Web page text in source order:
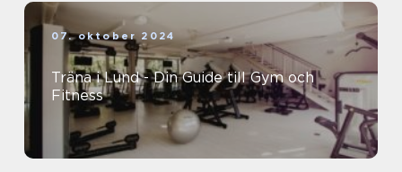
07. oktober 2024
Träna i Lund - Din Guide till Gym och
Fitness